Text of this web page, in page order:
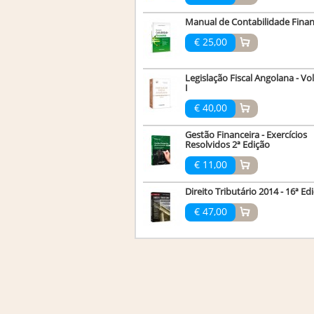
Manual de Contabilidade
€ 25,00
Legislação Fiscal Angolana -
I
€ 40,00
Gestão Financeira - Exercícios
Resolvidos 2ª Edição
€ 11,00
Direito Tributário 2014 - 16ª
€ 47,00